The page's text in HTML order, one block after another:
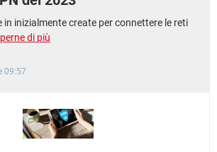
in inizialmente create per connettere le reti
di più
09:57